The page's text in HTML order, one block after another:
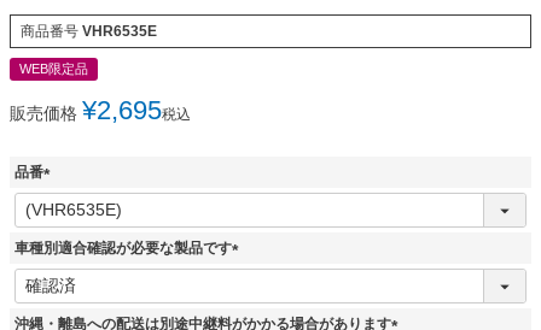
商品番号 VHR6535E
WEB限定品
販売価格 ¥2,695税込
品番
(
必
須
車種別適合確認が必要な製品です
(
須
沖縄・離島への配送は別途中継料がかかる場合があります